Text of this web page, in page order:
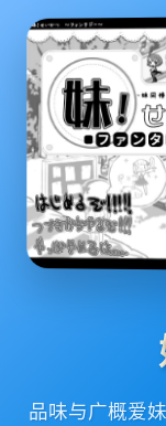
品味与广概爱